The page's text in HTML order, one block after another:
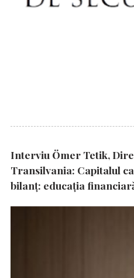
Interviu Ömer Tetik,
Transilvania: Capitalul
bilanț: educația